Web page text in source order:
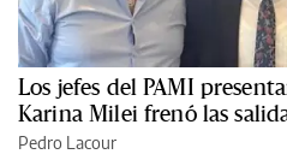
Los jefes del PAMI
Karina Milei frenó las
Pedro Lacour